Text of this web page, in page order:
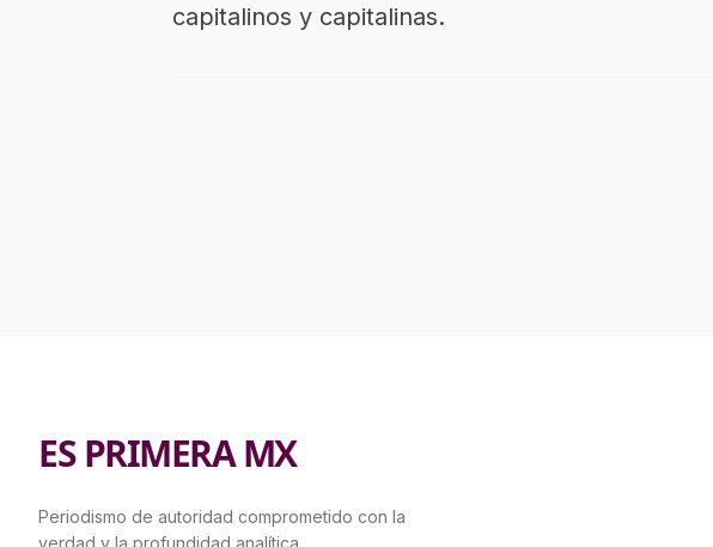
capitalinos y capitalinas.
ES PRIMERA MX
Periodismo de autoridad comprometido con la
verdad y la profundidad analítica.